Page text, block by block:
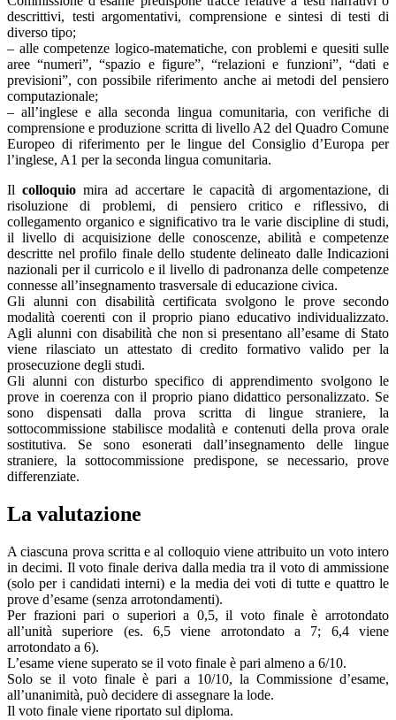
descrittivi, testi argomentativi, comprensione e sintesi di testi di
diverso tipo;
– alle competenze logico-matematiche, con problemi e quesiti sulle
aree “numeri”, “spazio e figure”, “relazioni e funzioni”, “dati e
previsioni”, con possibile riferimento anche ai metodi del pensiero
computazionale;
– all’inglese e alla seconda lingua comunitaria, con verifiche di
comprensione e produzione scritta di livello A2 del Quadro Comune
Europeo di riferimento per le lingue del Consiglio d’Europa per
l’inglese, A1 per la seconda lingua comunitaria.
Ilcolloquio mira ad accertare le capacità di argomentazione, di
risoluzione di problemi, di pensiero critico e riflessivo, di
collegamento organico e significativo tra le varie discipline di studi,
il livello di acquisizione delle conoscenze, abilità e competenze
descritte nel profilo finale dello studente delineato dalle Indicazioni
nazionali per il curricolo e il livello di padronanza delle competenze
connesse all’insegnamento trasversale di educazione civica.
Gli alunni con disabilità certificata svolgono le prove secondo
modalità coerenti con il proprio piano educativo individualizzato.
Agli alunni con disabilità che non si presentano all’esame di Stato
viene rilasciato un attestato di credito formativo valido per la
prosecuzione degli studi.
Gli alunni con disturbo specifico di apprendimento svolgono le
prove in coerenza con il proprio piano didattico personalizzato. Se
sono dispensati dalla prova scritta di lingue straniere, la
sottocommissione stabilisce modalità e contenuti della prova orale
sostitutiva. Se sono esonerati dall’insegnamento delle lingue
straniere, la sottocommissione predispone, se necessario, prove
differenziate.
La valutazione
A ciascuna prova scritta e al colloquio viene attribuito un voto intero
in decimi. Il voto finale deriva dalla media tra il voto di ammissione
(solo per i candidati interni) e la media dei voti di tutte e quattro le
prove d’esame (senza arrotondamenti).
Per frazioni pari o superiori a 0,5, il voto finale è arrotondato
all’unità superiore (es. 6,5 viene arrotondato a 7; 6,4 viene
arrotondato a 6).
L’esame viene superato se il voto finale è pari almeno a 6/10.
Solo se il voto finale è pari a 10/10, la Commissione d’esame,
all’unanimità, può decidere di assegnare la lode.
Il voto finale viene riportato sul diploma.